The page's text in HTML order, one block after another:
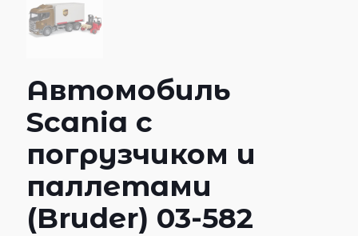
Автомобиль
Scania с
погрузчиком и
паллетами
(Bruder) 03-582